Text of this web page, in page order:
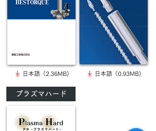
日本語（2.36MB) 日本語（0.93MB)
プラズマハード